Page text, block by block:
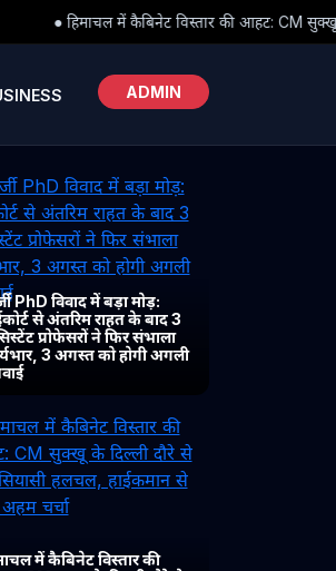
की आहट: CM सुक्खू के दिल्ली दौरे से बढ़ी सियासी
ADMIN
PhD विवाद में बड़ा मोड़:
से अंतरिम राहत के बाद 3
प्रोफेसरों ने फिर संभाला
3 अगस्त को होगी अगली
में कैबिनेट विस्तार की